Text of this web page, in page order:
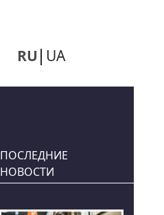
RU UA
ПОСЛЕДНИЕ
НОВОСТИ